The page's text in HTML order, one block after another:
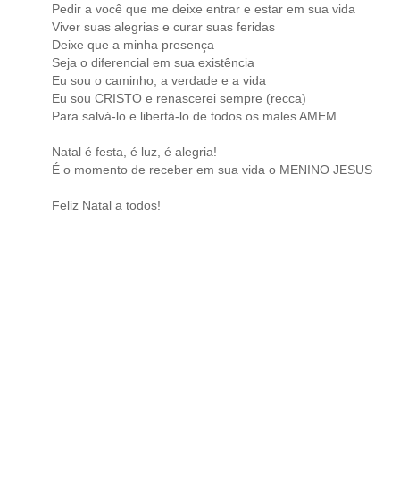
Pedir a você que me deixe entrar e estar em sua vida
Viver suas alegrias e curar suas feridas
Deixe que a minha presença
Seja o diferencial em sua existência
Eu sou o caminho, a verdade e a vida
Eu sou CRISTO e renascerei sempre (recca)
Para salvá-lo e libertá-lo de todos os males AMEM.
Natal é festa, é luz, é alegria!
É o momento de receber em sua vida o MENINO JESUS
Feliz Natal a todos!